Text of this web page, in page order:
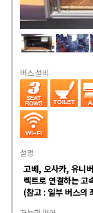
버스 설비
설명
고베, 오사카, 유니
렉트로 연결하는 고
(참고 : 일부 버스의